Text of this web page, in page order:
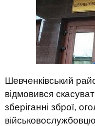
Шевченківський
відмовився
зберіганні зброї,